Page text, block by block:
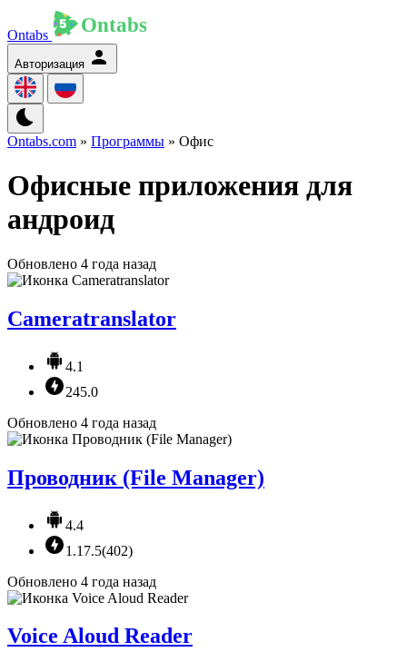
Ontabs
Авторизация
Ontabs.com » Программы » Офис
Офисные приложения для
андроид
Обновлено 4 года назад
Cameratranslator
4.1
245.0
Обновлено 4 года назад
Проводник (File Manager)
4.4
1.17.5(402)
Обновлено 4 года назад
Voice Aloud Reader